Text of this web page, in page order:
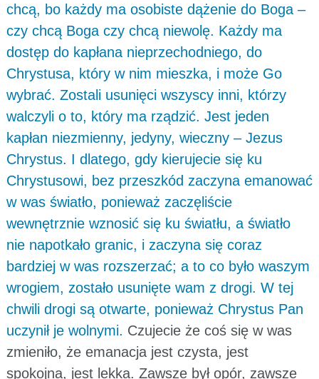
chcą, bo każdy ma osobiste dążenie do Boga –
czy chcą Boga czy chcą niewolę. Każdy ma
dostęp do kapłana nieprzechodniego, do
Chrystusa, który w nim mieszka, i może Go
wybrać. Zostali usunięci wszyscy inni, którzy
walczyli o to, który ma rządzić. Jest jeden
kapłan niezmienny, jedyny, wieczny – Jezus
Chrystus. I dlatego, gdy kierujecie się ku
Chrystusowi, bez przeszkód zaczyna emanować
w was światło, ponieważ zaczęliście
wewnętrznie wznosić się ku światłu, a światło
nie napotkało granic, i zaczyna się coraz
bardziej w was rozszerzać; a to co było waszym
wrogiem, zostało usunięte wam z drogi. W tej
chwili drogi są otwarte, ponieważ Chrystus Pan
uczynił je wolnymi. Czujecie że coś się w was
zmieniło, że emanacja jest czysta, jest
spokojna, jest lekka. Zawsze był opór, zawsze